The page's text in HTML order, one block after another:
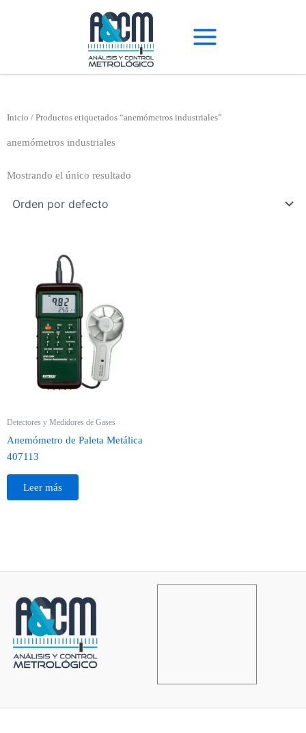
Inicio / Productos etiquetados “anemómetros industriales”
anemómetros industriales
Mostrando el único resultado
Detectores y Medidores de Gases
Anemómetro de Paleta Metálica
407113
Leer más